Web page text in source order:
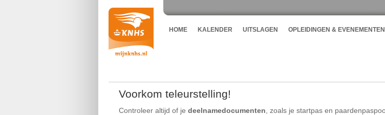
HOME KALENDER UITSLAGEN OPLEIDINGEN & EVENEMENTEN
Voorkom teleurstelling!
Controleer altijd of je deelnamedocumenten , zoals je startpas en